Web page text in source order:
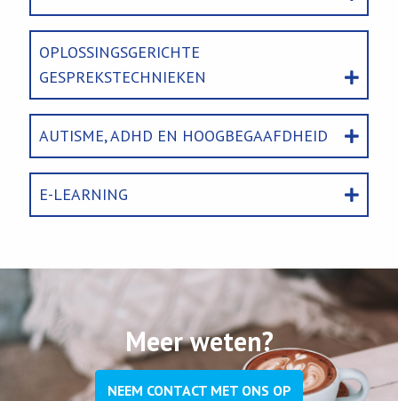
OPLOSSINGSGERICHTE
GESPREKSTECHNIEKEN
AUTISME, ADHD EN HOOGBEGAAFDHEID
E-LEARNING
Meer weten?
NEEM CONTACT MET ONS OP